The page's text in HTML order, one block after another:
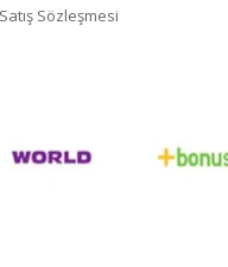
Sözleşmesi